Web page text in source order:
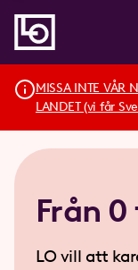
MISSA INTE VÅR
LANDET (vi får
Från
LO vill att